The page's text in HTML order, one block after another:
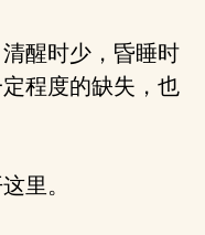
醒时少，昏睡时
程度的缺失，也
里。